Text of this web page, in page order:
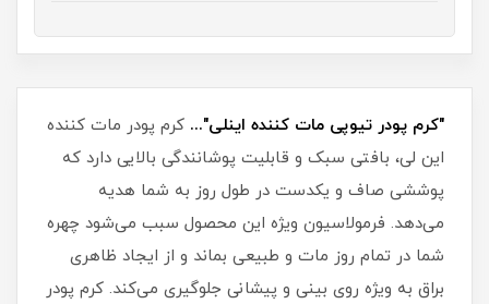
"کرم پودر تیوپی مات کننده اینلی"... کرم پودر مات کننده
این لی، بافتی سبک و قابلیت پوشانندگی بالایی دارد که
پوششی صاف و یکدست در طول روز به شما هدیه
می‌دهد. فرمولاسیون ویژه این محصول سبب می‌شود چهره
شما در تمام روز مات و طبیعی بماند و از ایجاد ظاهری
براق به ویژه روی بینی و پیشانی جلوگیری می‌کند. کرم پودر